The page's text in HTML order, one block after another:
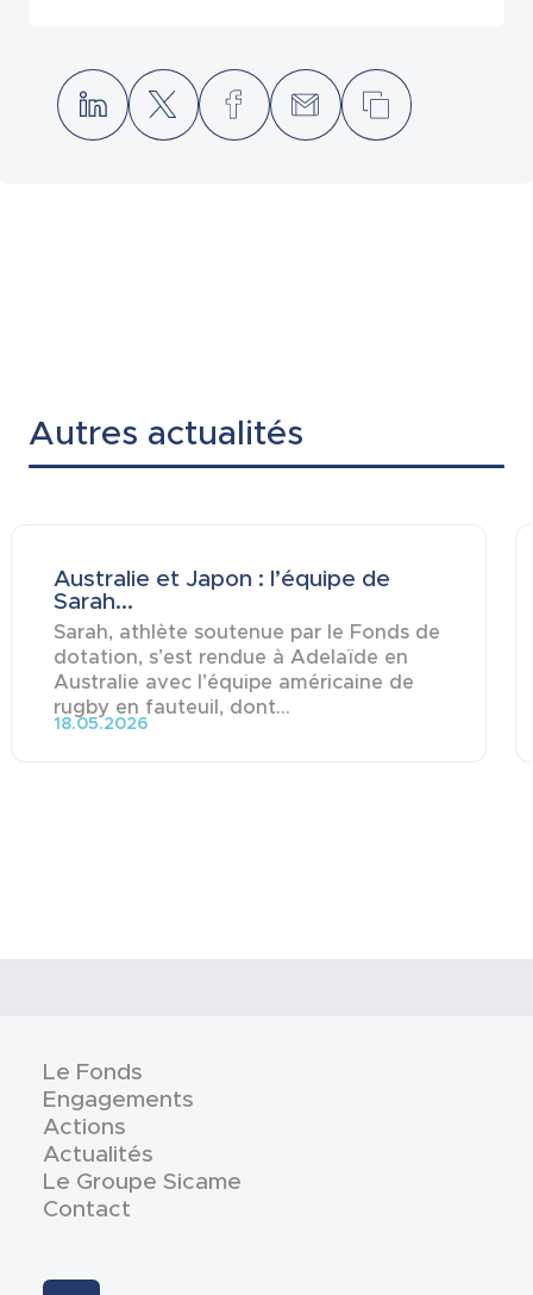
Autres actualités
Australie et Japon : l’équipe de
Sarah...
Sarah, athlète soutenue par le Fonds de
dotation, s’est rendue à Adelaïde en
Australie avec l’équipe américaine de
rugby en fauteuil, dont...
18.05.2026
Le Fonds
Engagements
Actions
Actualités
Le Groupe Sicame
Contact